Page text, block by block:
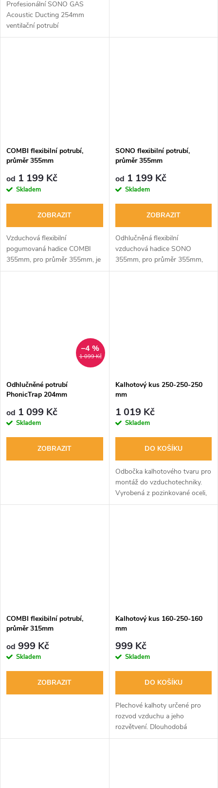
Profesionální SONO GAS
Acoustic Ducting 254mm
ventilační potrubí
odhlučněné. Prvotřídní a velmi
COMBI flexibilní potrubí,
průměr 355mm
od 1 199 Kč
Skladem
ZOBRAZIT
Vzduchová flexibilní
pogumovaná hadice COMBI
355mm, pro průměr 355mm, je
ohebná a vysoce odolná proti
SONO flexibilní potrubí,
průměr 355mm
od 1 199 Kč
Skladem
ZOBRAZIT
Odhlučněná flexibilní
vzduchová hadice SONO
355mm, pro průměr 355mm,
má obdobné vnitřní uspořádání
1 099 Kč
–4 %
Odhlučněné potrubí
PhonicTrap 204mm
od 1 099 Kč
Skladem
ZOBRAZIT
Kalhotový kus 250-250-250
mm
1 019 Kč
Skladem
DO KOŠÍKU
Odbočka kalhotového tvaru pro
montáž do vzduchotechniky.
Vyrobená z pozinkované oceli,
vhodná pro rozvod vzduchu a
COMBI flexibilní potrubí,
průměr 315mm
od 999 Kč
Skladem
ZOBRAZIT
Kalhotový kus 160-250-160
mm
999 Kč
Skladem
DO KOŠÍKU
Plechové kalhoty určené pro
rozvod vzduchu a jeho
rozvětvení. Dlouhodobá
životnost, jednoduchá montáž,